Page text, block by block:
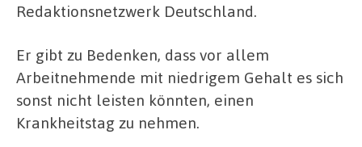
Redaktionsnetzwerk Deutschland.
Er gibt zu Bedenken, dass vor allem
Arbeitnehmende mit niedrigem Gehalt es sich
sonst nicht leisten könnten, einen
Krankheitstag zu nehmen.